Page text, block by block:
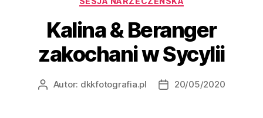
Kalina & Beranger
zakochani w Sycylii
Autor: dkkfotografia.pl 20/05/2020